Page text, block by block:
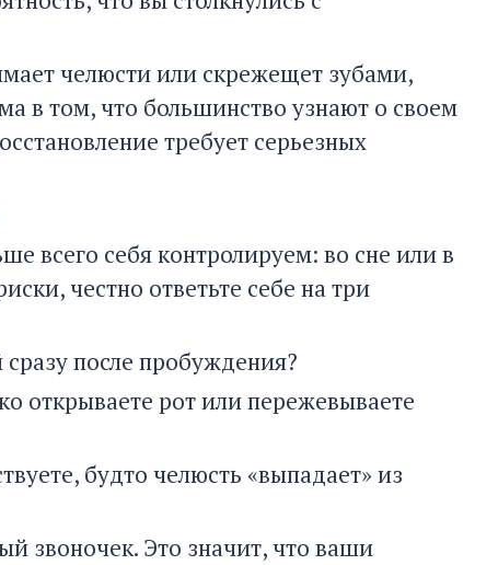
челюсти или скрежещет зубами,
в том, что большинство узнают о своем
требует серьезных
всего себя контролируем: во сне или в
честно ответьте себе на три
после пробуждения?
открываете рот или пережевываете
будто челюсть «выпадает» из
звоночек. Это значит, что ваши